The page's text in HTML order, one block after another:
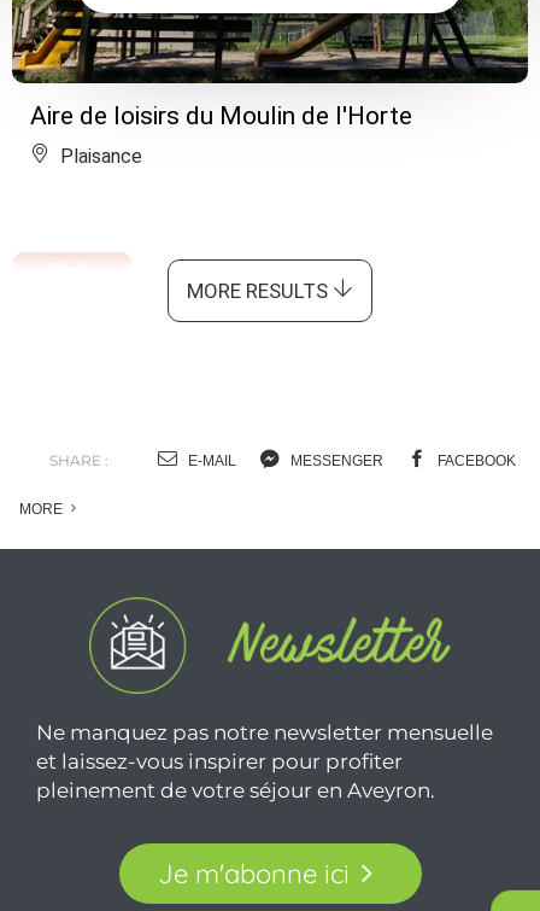
Aire de loisirs du Moulin de l'Horte
Plaisance
MORE RESULTS
SHARE : E-MAIL MESSENGER FACEBOOK
MORE
Ne manquez pas notre newsletter mensuelle
et laissez-vous inspirer pour profiter
pleinement de votre séjour en Aveyron.
Je m'abonne ici